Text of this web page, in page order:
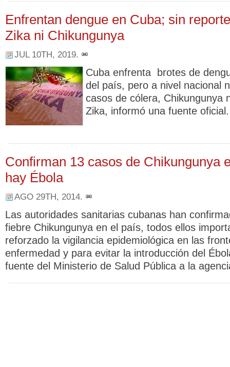
Enfrentan dengue en Cuba; sin
Zika ni Chikungunya
JUL 10TH, 2019.
Cuba enfrenta brotes de
del país, pero a nivel nacional
casos de cólera, Chikungunya
Zika, informó una fuente
Confirman 13 casos de Chikungunya
hay Ébola
AGO 29TH, 2014.
Las autoridades sanitarias cubanas han
fiebre Chikungunya en el país, todos ellos
reforzado la vigilancia epidemiológica en las
enfermedad y para evitar la introducción del
fuente del Ministerio de Salud Pública a la